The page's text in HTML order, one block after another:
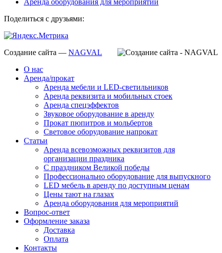
Аренда оборудования для мероприятий
Поделиться с друзьями:
Создание сайта — NAGVAL
О нас
Аренда/прокат
Аренда мебели и LED-светильников
Аренда реквизита и мобильных стоек
Аренда спецэффектов
Звуковое оборудование в аренду
Прокат пюпитров и мольбертов
Световое оборудование напрокат
Статьи
Аренда всевозможных реквизитов для
организации праздника
С праздником Великой победы
Профессионально оборудование для выпускного
LED мебель в аренду по доступным ценам
Цены тают на глазах
Аренда оборудования для мероприятий
Вопрос-ответ
Оформление заказа
Доставка
Оплата
Контакты